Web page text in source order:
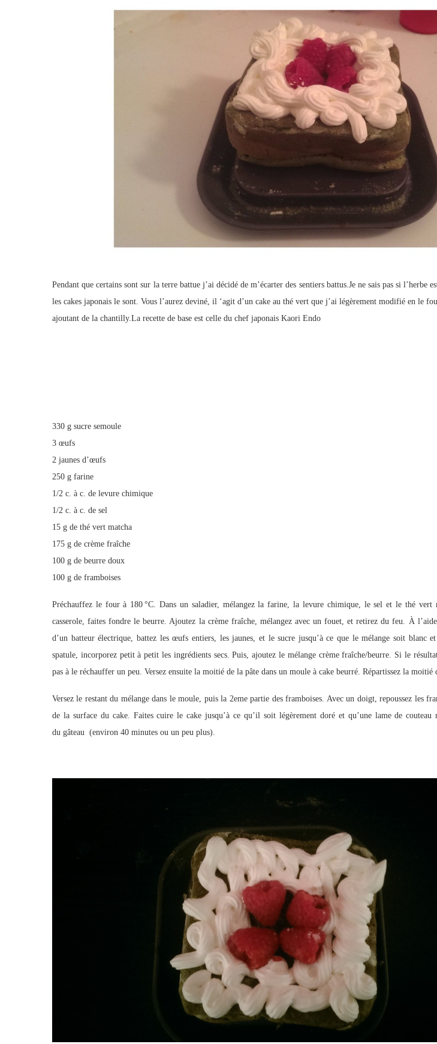
Pendant que certains sont sur la terre battue j’ai décidé de m’écarter des sentiers battus.Je ne sais pas si l’herbe
les cakes japonais le sont. Vous l’aurez deviné, il ‘agit d’un cake au thé vert que j’ai légèrement modifié en le
ajoutant de la chantilly.La recette de base est celle du chef japonais Kaori Endo
330 g sucre semoule
3 œufs
2 jaunes d’œufs
250 g farine
1/2 c. à c. de levure chimique
1/2 c. à c. de sel
15 g de thé vert matcha
175 g de crème fraîche
100 g de beurre doux
100 g de framboises
Préchauffez le four à 180 °C. Dans un saladier, mélangez la farine, la levure chimique, le sel et le thé vert
casserole, faites fondre le beurre. Ajoutez la crème fraîche, mélangez avec un fouet, et retirez du feu. À
d’un batteur électrique, battez les œufs entiers, les jaunes, et le sucre jusqu’à ce que le mélange soit blanc
spatule, incorporez petit à petit les ingrédients secs. Puis, ajoutez le mélange crème fraîche/beurre. Si le
pas à le réchauffer un peu. Versez ensuite la moitié de la pâte dans un moule à cake beurré. Répartissez la moitié
Versez le restant du mélange dans le moule, puis la 2eme partie des framboises. Avec un doigt, repoussez les
de la surface du cake. Faites cuire le cake jusqu’à ce qu’il soit légèrement doré et qu’une lame de couteau
du gâteau (environ 40 minutes ou un peu plus).